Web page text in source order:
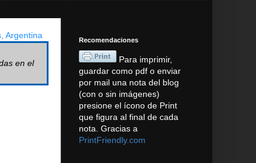
Argentina
en el
Recomendaciones
Para imprimir,
guardar como pdf o enviar
por mail una nota del blog
(con o sin imágenes)
presione el ícono de Print
que figura al final de cada
nota. Gracias a
PrintFriendly.com